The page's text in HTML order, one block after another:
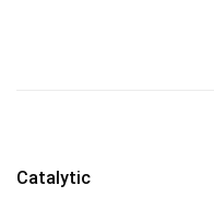
Catalytic